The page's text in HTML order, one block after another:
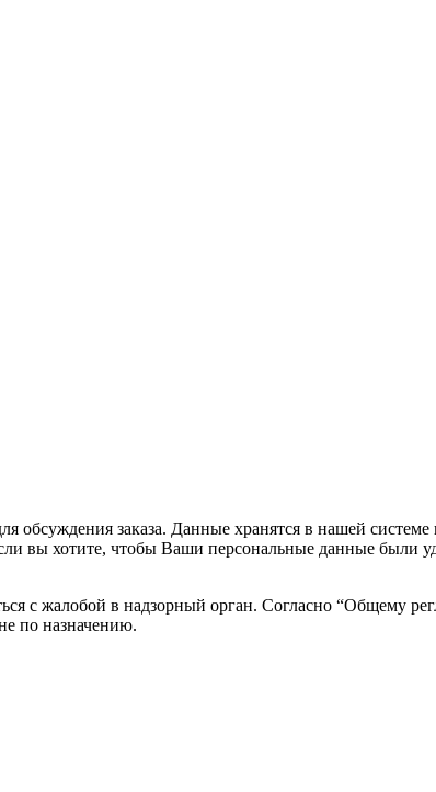
обсуждения заказа. Данные хранятся в нашей
вы хотите, чтобы Ваши персональные данные были
с жалобой в надзорный орган. Согласно “Общему
по назначению.